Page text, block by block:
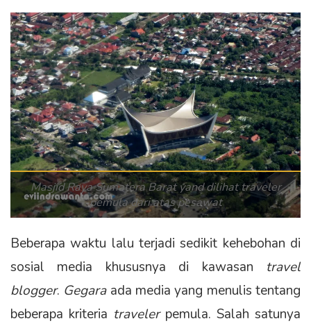
Masjid Raya Sumatera Barat yand dilihat traveler
pemula dari atas pesawat
Beberapa waktu lalu terjadi sedikit kehebohan di
sosial media khususnya di kawasan travel
blogger. Gegaraada media yang menulis tentang
beberapa kriteria travelerpemula. Salah satunya